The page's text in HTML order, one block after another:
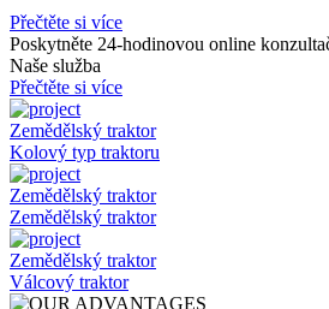
Přečtěte si více
Poskytněte 24-hodinovou online
Naše služba
Přečtěte si více
Zemědělský traktor
Kolový typ traktoru
Zemědělský traktor
Zemědělský traktor
Zemědělský traktor
Válcový traktor